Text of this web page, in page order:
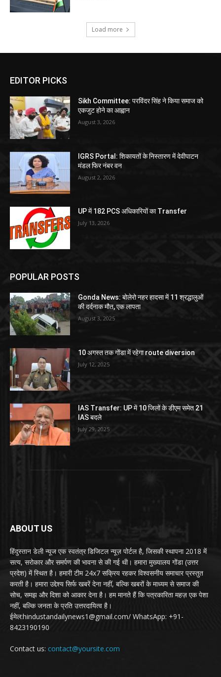
Load more
EDITOR PICKS
Sikh Committee: परविंदर सिंह ने किया समाज को
एकजुट होने का आह्वान
August 3, 2026
IGRS Portal: शिकायतों के निस्तारण में देवीपाटन
मंडल फिर नंबर वन
August 2, 2026
UP में 182 PCS अधिकारियों का Transfer
July 13, 2026
POPULAR POSTS
Gonda News: बोलेरो नहर हादसा में 11 श्रद्धालुओं
की दर्दनाक मौत, एक लापता
August 3, 2025
10 अगस्त तक गोंडा में रहेगा route diversion
July 12, 2025
IAS Transfer: UP में 10 जिलों के डीएम समेत 21
IAS बदले
July 29, 2025
ABOUT US
हिंदुस्तान डेली न्यूज एक स्वतंत्र डिजिटल न्यूज़ पोर्टल है, जिसकी स्थापना 2018 में
सत्य, सरोकार और समर्पण की भावना से की गई थी। हमारा मुख्यालय गोंडा (उत्तर
प्रदेश) में स्थित है। हमारी टीम 24x7 सक्रिय रहकर विश्वसनीय समाचार प्रस्तुत
करती है। हमारा उद्देश्य सिर्फ खबरें देना नहीं, बल्कि खबरों के माध्यम से समाज की
सोच, समझ और दिशा को आकार देना है। हम मानते हैं कि पत्रकारिता महज़ एक पेशा
नहीं, बल्कि जनता के प्रति उत्तरदायित्व है।
ईमेल:hindustandailynews1@gmail.com/ WhatsApp: +91-
8423190190
Contact us: contact@yoursite.com